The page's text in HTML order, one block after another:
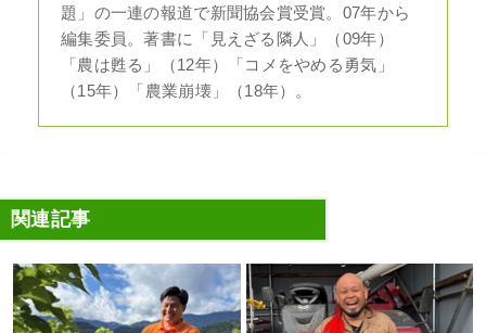
題」の一連の報道で新聞協会賞受賞。07年から
編集委員。著書に「見えざる隣人」（09年）
「農は甦る」（12年）「コメをやめる勇気」
（15年）「農業崩壊」（18年）。
関連記事